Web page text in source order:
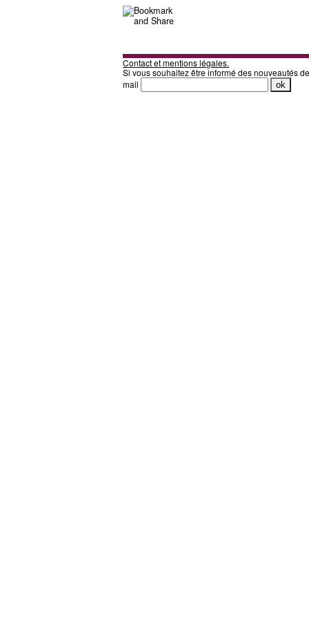
Contact et mentions légales.
Si vous souhaitez être informé des nouveautés
mail